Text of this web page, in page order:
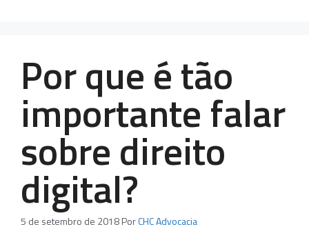
Por que é tão
importante falar
sobre direito
digital?
5 de setembro de 2018PorCHC Advocacia